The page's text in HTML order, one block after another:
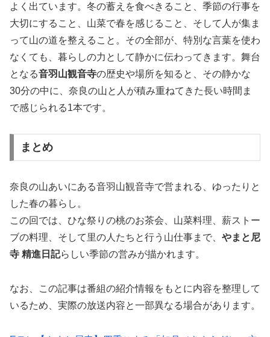
よく出ています。冬の蓄えを食べきること、季節の行事を
大切にすること、山菜で春を感じること、そして人が集ま
って山の道を整えること。その全部が、特別な言葉を使わ
なくても、暮らしの力として静かに伝わってきます。舞台
となる音羽山観音寺の歴史や場所を知ると、その静かな
30分の中に、奈良の山と人が積み重ねてきた長い時間ま
で感じられる1本です。
まとめ
奈良の山あいにある音羽山観音寺で営まれる、ゆったりと
した春の暮らし。
この回では、ひな祭りの桃のお茶会、山菜料理、薪ストー
ブの料理、そして里の人たちと行う山仕事まで、 やまと尼
寺 精進日記らしい季節の営みが描かれます。
なお、この記事は番組の紹介情報をもとに内容を整理して
いるため、実際の放送内容と一部異なる場合があります。